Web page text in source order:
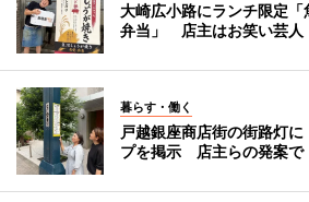
大崎広小路にランチ限定「
弁当」 店主はお笑い芸人
暮らす・働く
戸越銀座商店街の街路灯
プを掲示 店主らの発案で